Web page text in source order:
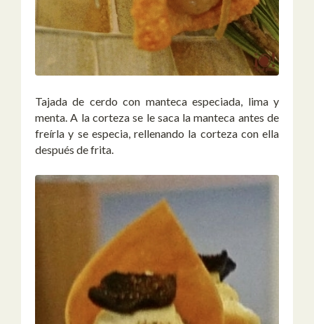
Tajada de cerdo con manteca especiada, lima y
menta. A la corteza se le saca la manteca antes de
freírla y se especia, rellenando la corteza con ella
después de frita.